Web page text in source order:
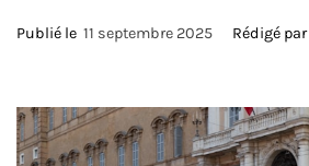
Publié le 11 septembre 2025 Rédigé par